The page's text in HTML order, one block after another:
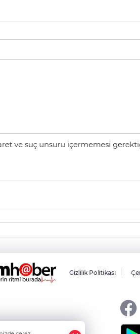
ve suç unsuru içermemesi
Gizlilik Politikası